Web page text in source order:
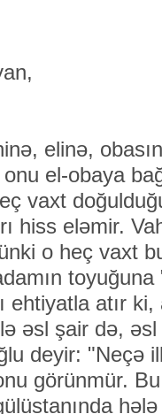
elinə,
onu el-obaya
vaxt
hiss eləmir.
o heç vaxt
ehtiyatla atır ki,
əsl şair də,
deyir: "Neçə
görünmür.